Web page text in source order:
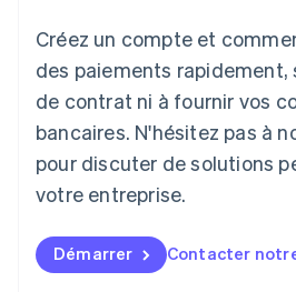
Créez un compte et
des paiements rapidement,
de contrat ni à fournir vos
bancaires. N'hésitez pas à
pour discuter de solutions
votre entreprise.
Démarrer Contacter
Lettonie
English
Liechtenstein
DeutschEnglish
Lituanie
Luxembourg
FrançaisDeutschEnglish
English简体中文
Malte